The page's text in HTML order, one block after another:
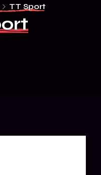
TT Sport